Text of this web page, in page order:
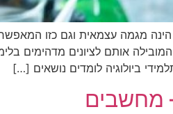
הינה מגמה עצמאית וגם כזו
ביולוגיה לומדים נושאים […]
מחשבים